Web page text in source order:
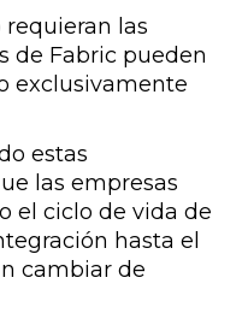
requieran las
de Fabric pueden
exclusivamente
estas
las empresas
el ciclo de vida de
hasta el
cambiar de